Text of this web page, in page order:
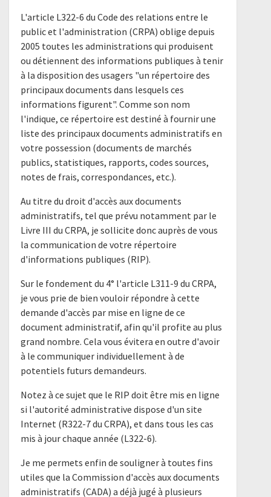
L'article L322-6 du Code des relations entre le
public et l'administration (CRPA) oblige depuis
2005 toutes les administrations qui produisent
ou détiennent des informations publiques à tenir
à la disposition des usagers "un répertoire des
principaux documents dans lesquels ces
informations figurent". Comme son nom
l'indique, ce répertoire est destiné à fournir une
liste des principaux documents administratifs en
votre possession (documents de marchés
publics, statistiques, rapports, codes sources,
notes de frais, correspondances, etc.).
Au titre du droit d'accès aux documents
administratifs, tel que prévu notamment par le
Livre III du CRPA, je sollicite donc auprès de vous
la communication de votre répertoire
d'informations publiques (RIP).
Sur le fondement du 4° l'article L311-9 du CRPA,
je vous prie de bien vouloir répondre à cette
demande d'accès par mise en ligne de ce
document administratif, afin qu'il profite au plus
grand nombre. Cela vous évitera en outre d'avoir
à le communiquer individuellement à de
potentiels futurs demandeurs.
Notez à ce sujet que le RIP doit être mis en ligne
si l'autorité administrative dispose d'un site
Internet (R322-7 du CRPA), et dans tous les cas
mis à jour chaque année (L322-6).
Je me permets enfin de souligner à toutes fins
utiles que la Commission d'accès aux documents
administratifs (CADA) a déjà jugé à plusieurs